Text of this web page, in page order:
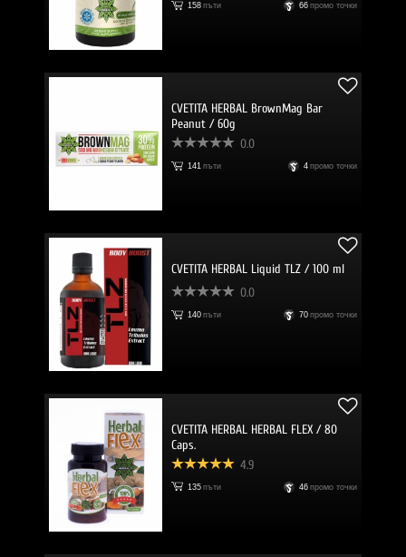
158 пъти 66 промо точки
CVETITA HERBAL BrownMag Bar
Peanut / 60g
0.0
141 пъти 4 промо точки
CVETITA HERBAL Liquid TLZ / 100 ml
0.0
140 пъти 70 промо точки
CVETITA HERBAL HERBAL FLEX / 80
Caps.
4.9
135 пъти 46 промо точки